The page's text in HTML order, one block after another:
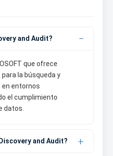
and Audit?
que ofrece
la búsqueda y
entornos
el cumplimiento
datos.
and Audit?